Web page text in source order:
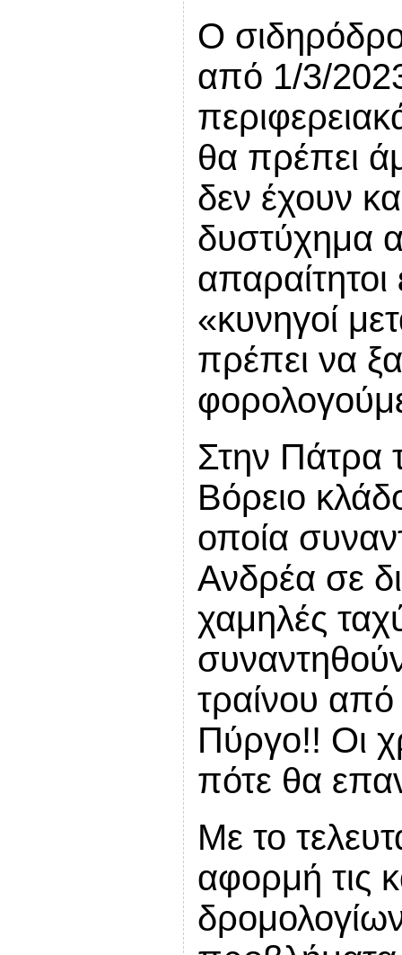
Ο
από 1/3/
θα πρέπει
δεν έχουν
δυστύχημα
«κυνηγοί
πρέπει να
Στην Πάτρα
Βόρειο
οποία
Ανδρέα σε
χαμηλές
τραίνου
Πύργο!! Οι
πότε θα
Με το
αφορμή τις